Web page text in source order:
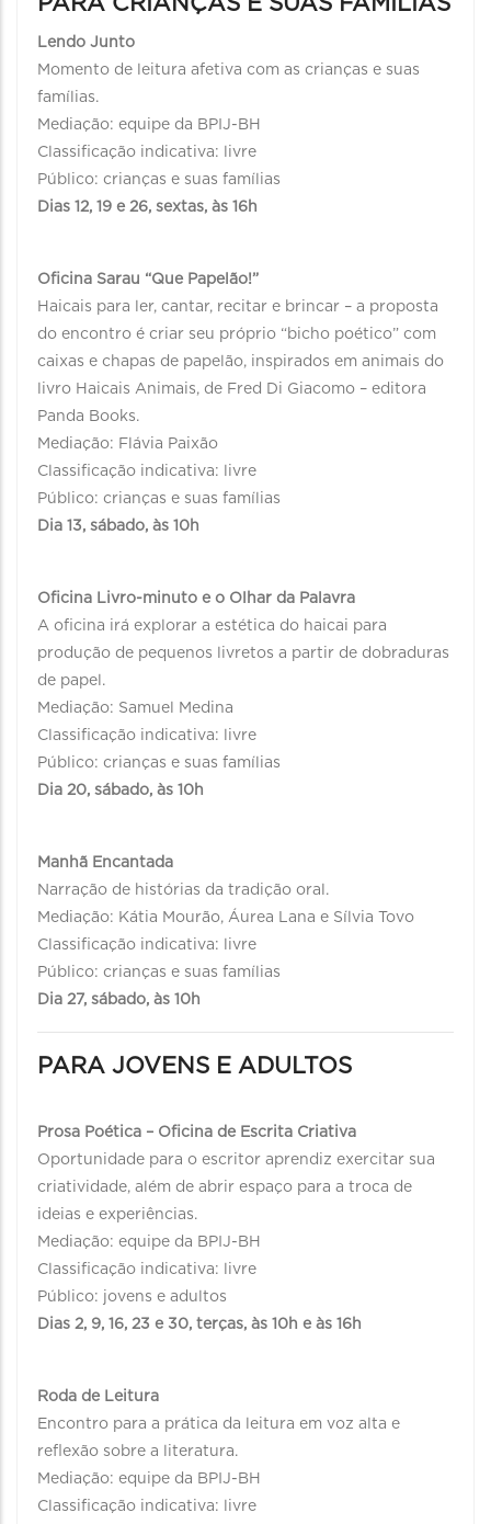
Lendo Junto
Momento de leitura afetiva com as crianças e suas
famílias.
Mediação: equipe da BPIJ-BH
Classificação indicativa: livre
Público: crianças e suas famílias
Dias 12, 19 e 26, sextas, às 16h
Oficina Sarau “Que Papelão!”
Haicais para ler, cantar, recitar e brincar – a proposta
do encontro é criar seu próprio “bicho poético” com
caixas e chapas de papelão, inspirados em animais do
livro Haicais Animais, de Fred Di Giacomo – editora
Panda Books.
Mediação: Flávia Paixão
Classificação indicativa: livre
Público: crianças e suas famílias
Dia 13, sábado, às 10h
Oficina Livro-minuto e o Olhar da Palavra
A oficina irá explorar a estética do haicai para
produção de pequenos livretos a partir de dobraduras
de papel.
Mediação: Samuel Medina
Classificação indicativa: livre
Público: crianças e suas famílias
Dia 20, sábado, às 10h
Manhã Encantada
Narração de histórias da tradição oral.
Mediação: Kátia Mourão, Áurea Lana e Sílvia Tovo
Classificação indicativa: livre
Público: crianças e suas famílias
Dia 27, sábado, às 10h
PARA JOVENS E ADULTOS
Prosa Poética – Oficina de Escrita Criativa
Oportunidade para o escritor aprendiz exercitar sua
criatividade, além de abrir espaço para a troca de
ideias e experiências.
Mediação: equipe da BPIJ-BH
Classificação indicativa: livre
Público: jovens e adultos
Dias 2, 9, 16, 23 e 30, terças, às 10h e às 16h
Roda de Leitura
Encontro para a prática da leitura em voz alta e
reflexão sobre a literatura.
Mediação: equipe da BPIJ-BH
Classificação indicativa: livre